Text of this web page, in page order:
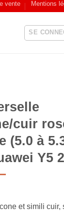
vente Mentions
SE
cuir
(5.0 à
Y5 2
et simili cuir,